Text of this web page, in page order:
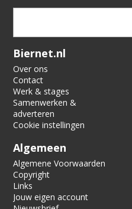
Verification code:
Biernet.nl
Over ons
Contact
Werk & stages
Samenwerken &
adverteren
Cookie instellingen
Algemeen
Algemene Voorwaarden
Copyright
Links
Jouw eigen account